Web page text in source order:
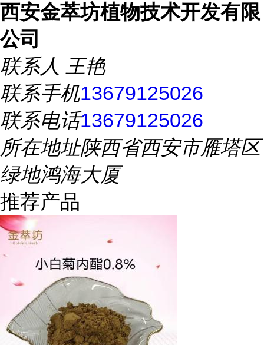
西安金萃坊植物技术开发有限
公司
联系人 王艳
联系手机13679125026
联系电话13679125026
所在地址陕西省西安市雁塔区
绿地鸿海大厦
推荐产品